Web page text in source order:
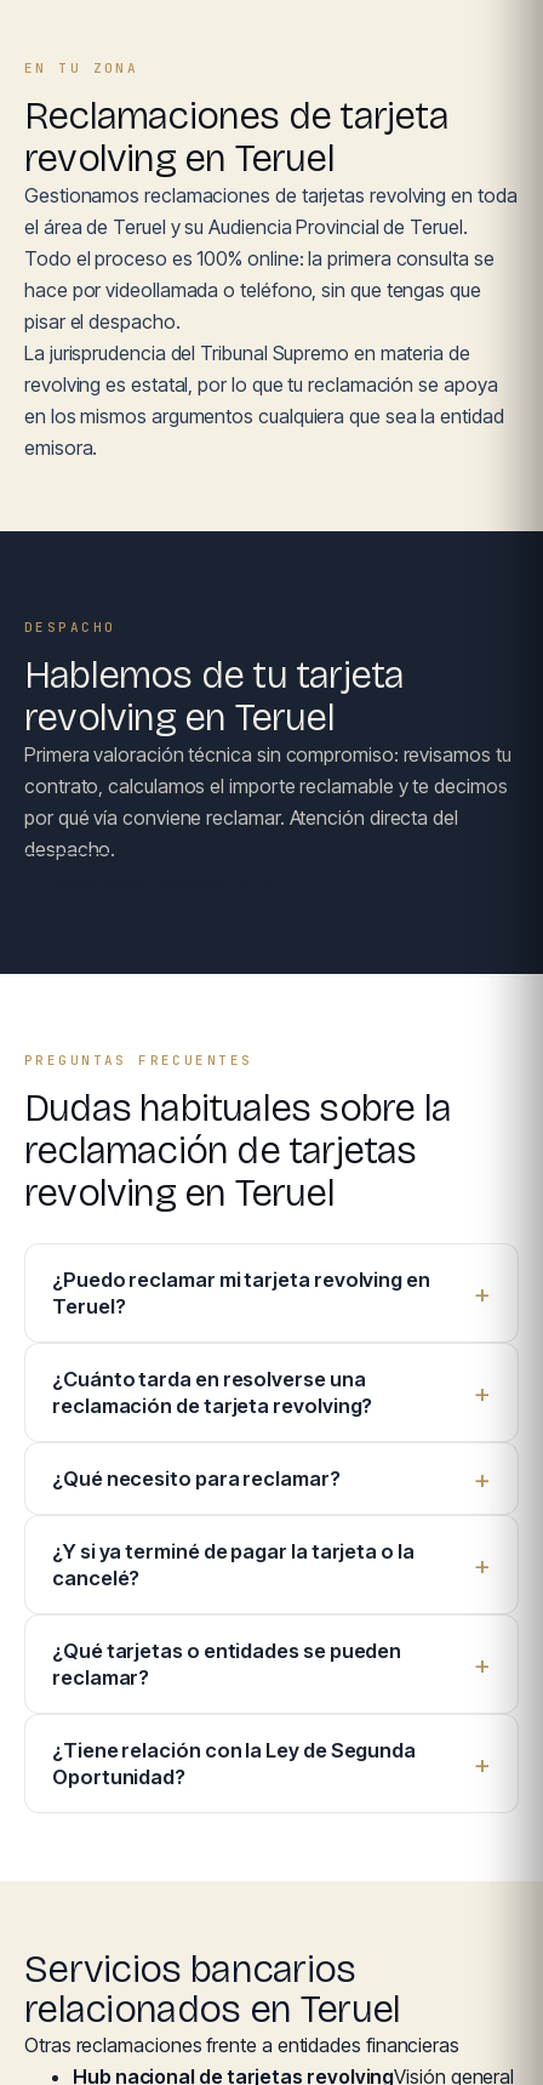
EN TU ZONA
Reclamaciones de tarjeta
revolving en Teruel
Gestionamos reclamaciones de tarjetas revolving en toda
el área de Teruel y su Audiencia Provincial de Teruel.
Todo el proceso es 100% online: la primera consulta se
hace por videollamada o teléfono, sin que tengas que
pisar el despacho.
La jurisprudencia del Tribunal Supremo en materia de
revolving es estatal, por lo que tu reclamación se apoya
en los mismos argumentos cualquiera que sea la entidad
emisora.
DESPACHO
Hablemos de tu tarjeta
revolving en Teruel
Primera valoración técnica sin compromiso: revisamos tu
contrato, calculamos el importe reclamable y te decimos
por qué vía conviene reclamar. Atención directa del
despacho.
PREGUNTAS FRECUENTES
Dudas habituales sobre la
reclamación de tarjetas
revolving en Teruel
¿Puedo reclamar mi tarjeta revolving en
Teruel?
¿Cuánto tarda en resolverse una
reclamación de tarjeta revolving?
¿Qué necesito para reclamar?
¿Y si ya terminé de pagar la tarjeta o la
cancelé?
¿Qué tarjetas o entidades se pueden
reclamar?
¿Tiene relación con la Ley de Segunda
Oportunidad?
Servicios bancarios
relacionados en Teruel
Otras reclamaciones frente a entidades financieras
Hub nacional de tarjetas revolvingVisión general